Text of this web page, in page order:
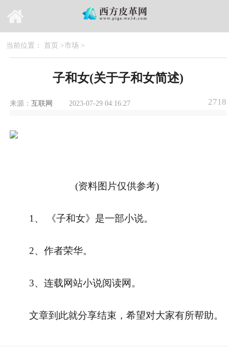
当前位置： 首页 >市场 >
子和女(关于子和女简述)
来源： 互联网 2023-07-29 04:16:27 2718
(资料图片仅供参考)
1、 《子和女》是一部小说。
2、作者荣华。
3、连载网站小说阅读网。
文章到此就分享结束，希望对大家有所帮助。